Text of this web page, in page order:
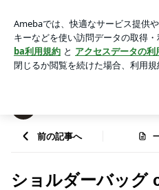
アプリをダウンロードして ブログ
ょう。
前の記事へ
ショルダーバッグ